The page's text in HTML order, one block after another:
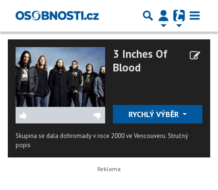
3 Inches Of
Blood
RYCHLÝ VÝBĚR
Skupina se dala dohromady v roce 2000 ve Vencouveru.Stručný
popis